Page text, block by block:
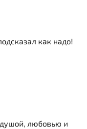
как надо!
душой, любовью и